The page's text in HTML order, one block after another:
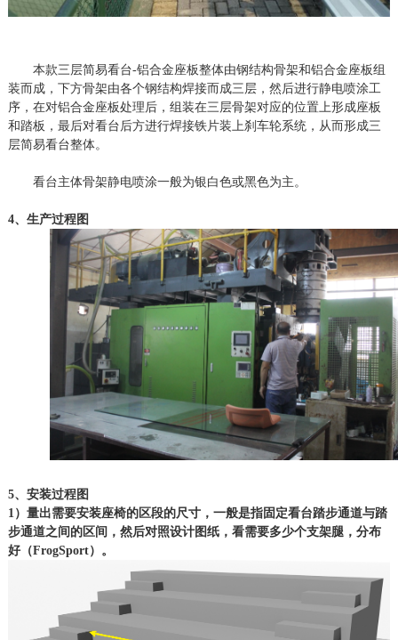
本款三层简易看台-铝合金座板整体由钢结构骨架和铝合金座板组
装而成，下方骨架由各个钢结构焊接而成三层，然后进行静电喷涂工
序，在对铝合金座板处理后，组装在三层骨架对应的位置上形成座板
和踏板，最后对看台后方进行焊接铁片装上刹车轮系统，从而形成三
层简易看台整体。
看台主体骨架静电喷涂一般为银白色或黑色为主。
4、生产过程图
5、安装过程图
1）量出需要安装座椅的区段的尺寸，一般是指固定看台踏步通道与踏
步通道之间的区间，然后对照设计图纸，看需要多少个支架腿，分布
好（FrogSport）。